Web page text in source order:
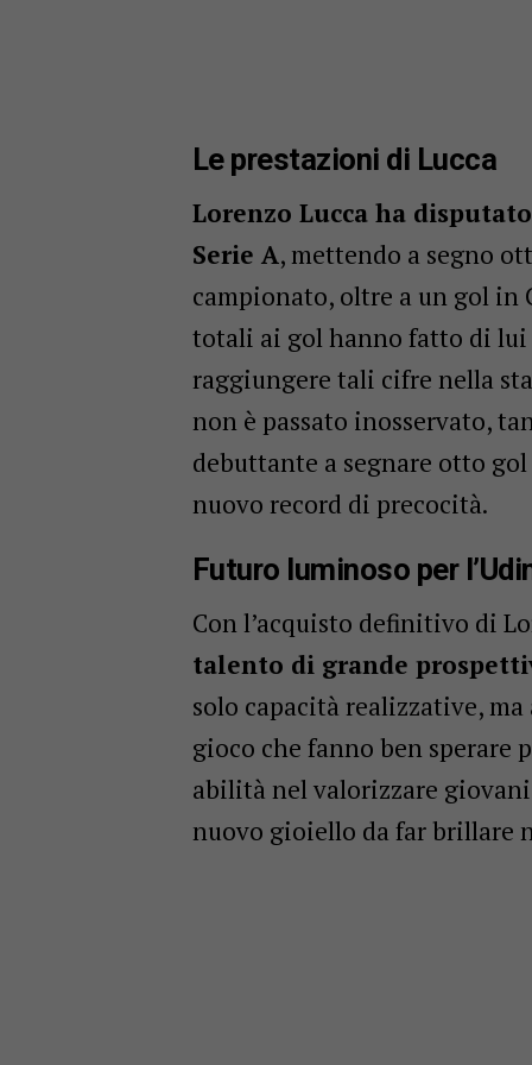
Le prestazioni di Lucca
Lorenzo Lucca ha
Serie A, mettendo a segno
campionato, oltre a un gol in
totali ai gol hanno fatto di
raggiungere tali cifre nella
non è passato inosservato,
debuttante a segnare otto
nuovo record di precocità.
Futuro luminoso per
Con l’acquisto definitivo di
talento di grande
solo capacità realizzative,
gioco che fanno ben sperare
abilità nel valorizzare
nuovo gioiello da far brillare